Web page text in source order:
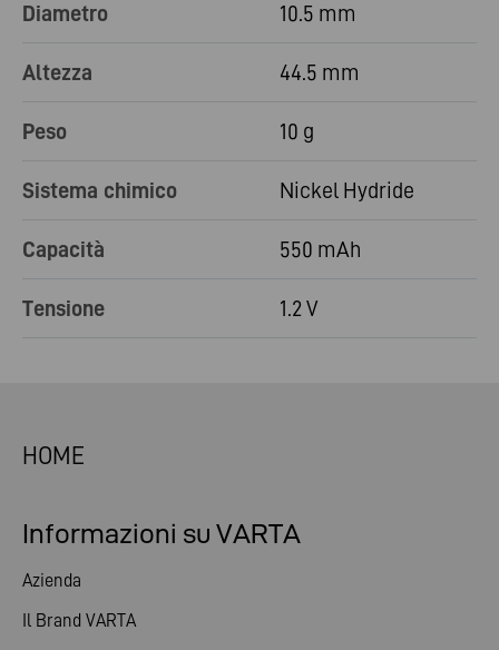
Diametro 10.5 mm
Altezza 44.5 mm
Peso 10 g
Sistema chimico Nickel Hydride
Capacità 550 mAh
Tensione 1.2 V
HOME
Informazioni su VARTA
Azienda
Il Brand VARTA